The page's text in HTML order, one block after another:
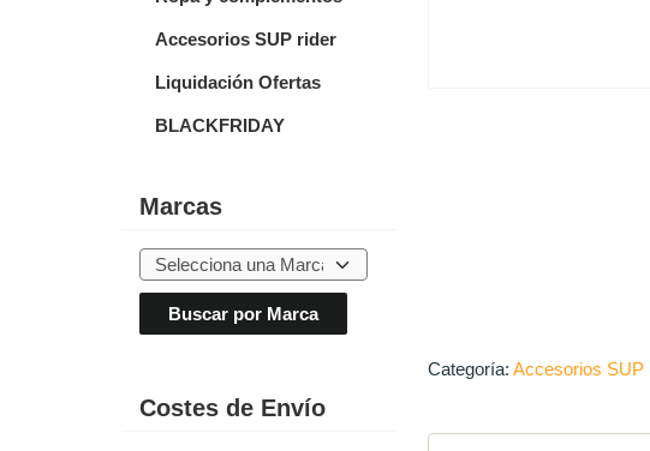
Accesorios SUP rider
Liquidación Ofertas
BLACKFRIDAY
Marcas
Costes de Envío
Categoría: Accesorios SUP